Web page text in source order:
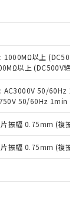
1000MΩ以上 (DC500V
以上 (DC500V絶縁
AC3000V 50/60Hz
50/60Hz 1min
振幅 0.75mm (複振
振幅 0.75mm (複振
うえ
業取扱
ので
には、
もある
果は、
内デー
り、閲
よび標
質）の
す予
質）の
認中の
で、有
して
どや
、 カド
フェニル
RoHSの
お問
カドミウ
、外国
商品
を輸出
、日本
取引許
きを